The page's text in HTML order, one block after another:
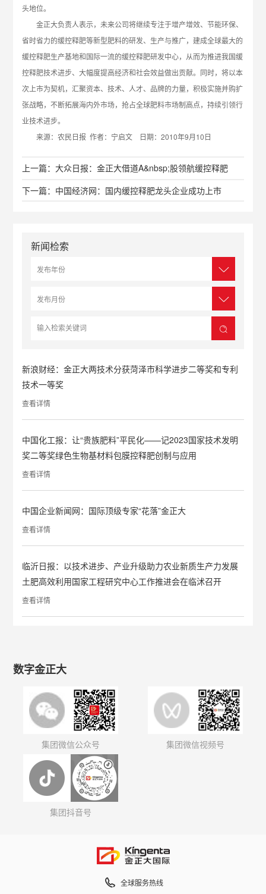
头地位。
金正大负责人表示，未来公司将继续专注于增产增效、节能环保、
省时省力的缓控释肥等新型肥料的研发、生产与推广，建成全球最大的
缓控释肥生产基地和国际一流的缓控释肥研发中心，从而为推进我国缓
控释肥技术进步、大幅度提高经济和社会效益做出贡献。同时，将以本
次上市为契机，汇聚资本、技术、人才、品牌的力量，积极实施并购扩
张战略，不断拓展海内外市场，抢占全球肥料市场制高点，持续引领行
业技术进步。
来源：农民日报 作者：宁启文 日期：2010年9月10日
上一篇：大众日报：金正大借道A&nbsp;股领航缓控释肥
下一篇：中国经济网：国内缓控释肥龙头企业成功上市
新闻检索
新浪财经：金正大两技术分获菏泽市科学进步二等奖和专利
技术一等奖
查看详情
中国化工报：让“贵族肥料”平民化——记2023国家技术发明
奖二等奖绿色生物基材料包膜控释肥创制与应用
查看详情
中国企业新闻网：国际顶级专家“花落”金正大
查看详情
临沂日报：以技术进步、产业升级助力农业新质生产力发展
土肥高效利用国家工程研究中心工作推进会在临沭召开
查看详情
数字金正大
集团微信公众号 集团微信视频号
集团抖音号
全球服务热线